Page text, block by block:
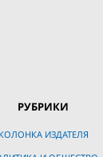
РУБРИКИ
КОЛОНКА ИЗДАТЕЛЯ